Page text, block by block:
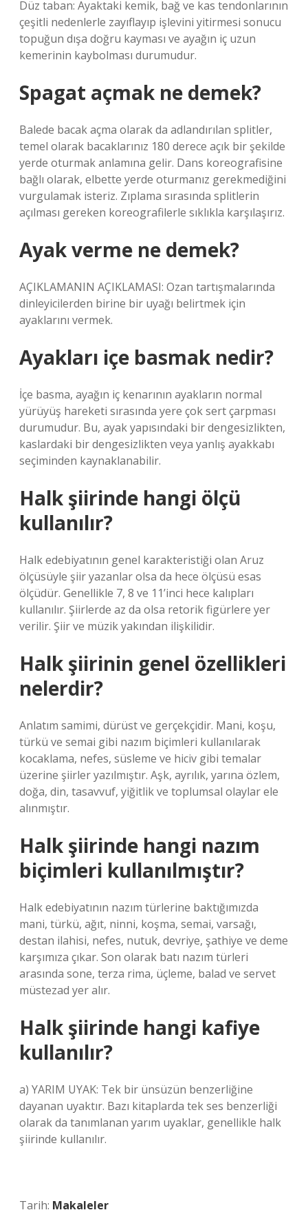
Düz taban: Ayaktaki kemik, bağ ve kas tendonlarının
çeşitli nedenlerle zayıflayıp işlevini yitirmesi sonucu
topuğun dışa doğru kayması ve ayağın iç uzun
kemerinin kaybolması durumudur.
Spagat açmak ne demek?
Balede bacak açma olarak da adlandırılan splitler,
temel olarak bacaklarınız 180 derece açık bir şekilde
yerde oturmak anlamına gelir. Dans koreografisine
bağlı olarak, elbette yerde oturmanız gerekmediğini
vurgulamak isteriz. Zıplama sırasında splitlerin
açılması gereken koreografilerle sıklıkla karşılaşırız.
Ayak verme ne demek?
AÇIKLAMANIN AÇIKLAMASI: Ozan tartışmalarında
dinleyicilerden birine bir uyağı belirtmek için
ayaklarını vermek.
Ayakları içe basmak nedir?
İçe basma, ayağın iç kenarının ayakların normal
yürüyüş hareketi sırasında yere çok sert çarpması
durumudur. Bu, ayak yapısındaki bir dengesizlikten,
kaslardaki bir dengesizlikten veya yanlış ayakkabı
seçiminden kaynaklanabilir.
Halk şiirinde hangi ölçü
kullanılır?
Halk edebiyatının genel karakteristiği olan Aruz
ölçüsüyle şiir yazanlar olsa da hece ölçüsü esas
ölçüdür. Genellikle 7, 8 ve 11’inci hece kalıpları
kullanılır. Şiirlerde az da olsa retorik figürlere yer
verilir. Şiir ve müzik yakından ilişkilidir.
Halk şiirinin genel özellikleri
nelerdir?
Anlatım samimi, dürüst ve gerçekçidir. Mani, koşu,
türkü ve semai gibi nazım biçimleri kullanılarak
kocaklama, nefes, süsleme ve hiciv gibi temalar
üzerine şiirler yazılmıştır. Aşk, ayrılık, yarına özlem,
doğa, din, tasavvuf, yiğitlik ve toplumsal olaylar ele
alınmıştır.
Halk şiirinde hangi nazım
biçimleri kullanılmıştır?
Halk edebiyatının nazım türlerine baktığımızda
mani, türkü, ağıt, ninni, koşma, semai, varsağı,
destan ilahisi, nefes, nutuk, devriye, şathiye ve deme
karşımıza çıkar. Son olarak batı nazım türleri
arasında sone, terza rima, üçleme, balad ve servet
müstezad yer alır.
Halk şiirinde hangi kafiye
kullanılır?
a) YARIM UYAK: Tek bir ünsüzün benzerliğine
dayanan uyaktır. Bazı kitaplarda tek ses benzerliği
olarak da tanımlanan yarım uyaklar, genellikle halk
şiirinde kullanılır.
Tarih: Makaleler